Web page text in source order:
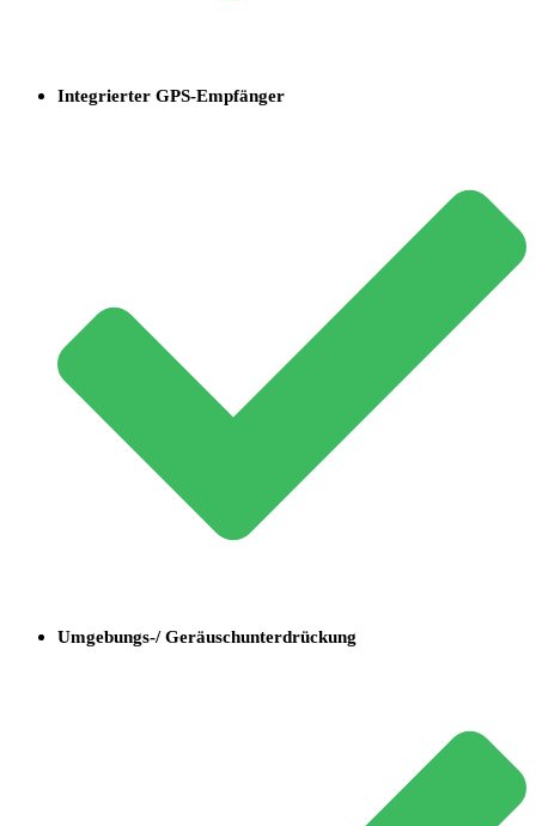
Integrierter GPS-Empfänger
Umgebungs-/ Geräuschunterdrückung